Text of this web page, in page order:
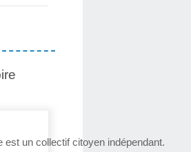
est un collectif citoyen indépendant.